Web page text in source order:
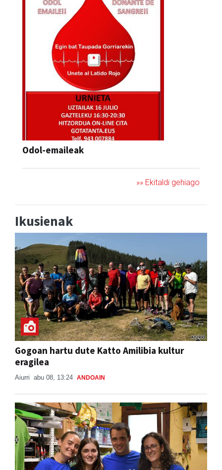
Odol-emaileak
»» Ekitaldi gehiago
Ikusienak
Gogoan hartu dute Katto Amilibia kultur
eragilea
Aiurri abu 08, 13:24 ANDOAIN